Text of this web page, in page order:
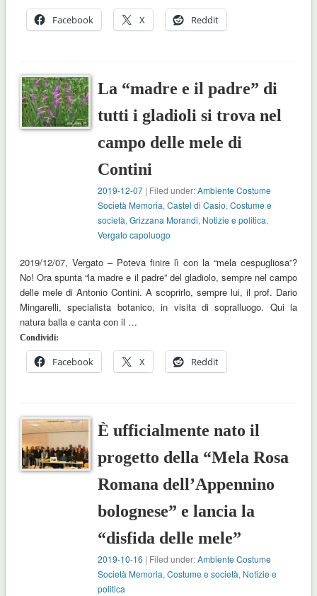
Facebook X Reddit
La “madre e il padre” di
tutti i gladioli si trova nel
campo delle mele di
Contini
2019-12-07 | Filed under:Ambiente Costume
Società Memoria,Castel di Casio,Costume e
società,Grizzana Morandi, Notizie e politica,
Vergato capoluogo
2019/12/07, Vergato – Poteva finire lì con la “mela cespugliosa”?
No! Ora spunta “la madre e il padre” del gladiolo, sempre nel campo
delle mele di Antonio Contini. A scoprirlo, sempre lui, il prof. Dario
Mingarelli, specialista botanico, in visita di sopralluogo. Qui la
natura balla e canta con il …
Condividi:
Facebook X Reddit
È ufficialmente nato il
progetto della “Mela Rosa
Romana dell’Appennino
bolognese” e lancia la
“disfida delle mele”
2019-10-16 | Filed under:Ambiente Costume
Società Memoria,Costume e società, Notizie e
politica